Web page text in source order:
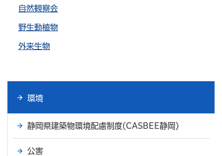
自然観察会
野生動植物
外来生物
環境
静岡県建築物環境配慮制度(CASBEE静岡)
公害